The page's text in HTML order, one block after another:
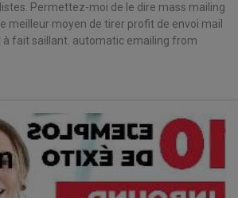
Permettez-moi de le dire mass mailing
meilleur moyen de tirer profit de envoi mail
à fait saillant. automatic emailing from